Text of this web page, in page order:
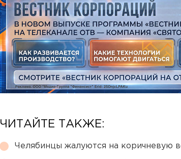
ЧИТАЙТЕ ТАКЖЕ:
Челябинцы жалуются на коричневую